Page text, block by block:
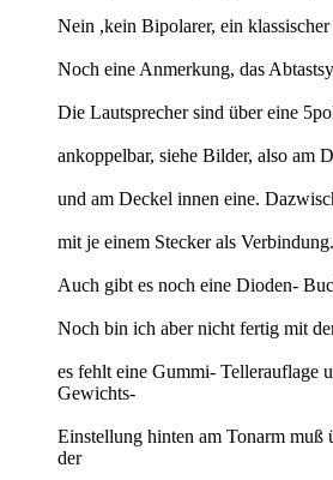
Nein ,kein Bipolarer, ein klassischer
Noch eine Anmerkung, das
Die Lautsprecher sind über eine
ankoppelbar, siehe Bilder, also am
und am Deckel innen eine.
mit je einem Stecker als Verbindung.
Auch gibt es noch eine Dioden-
Noch bin ich aber nicht fertig mit
es fehlt eine Gummi- Tellerauflage
Gewichts-
Einstellung hinten am Tonarm muß
der